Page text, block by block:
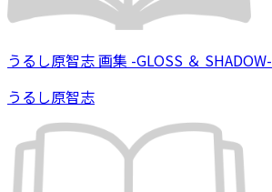
うるし原智志 画集 -GLOSS ＆ SHADOW-
うるし原智志